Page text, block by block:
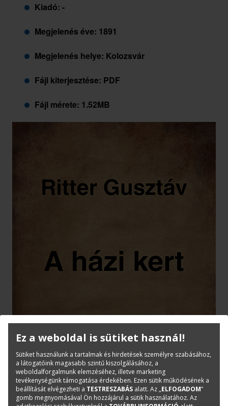
Kiadó: -
Megjelenés éve: 1891
Megjelenés helye: Kolozsvár
Fájl kiterjesztése: PDF
Fájl mérete: 1.52MB
Ez a weboldal is sütiket használ!
Sütiket használunk a tartalmak és hirdetések személyre szabásához,
a látogatóink magasabb szintű kiszolgálásához, a
weboldalforgalmunk elemzéséhez, illetve marketing
tevékenységünk támogatása érdekében. Ezen sütik működésének a
beállítását elvégezheti a TESTRESZABÁS alatt. Az „ELFOGADOM”
gomb megnyomásával Ön hozzájárul a sütik használatához. Az